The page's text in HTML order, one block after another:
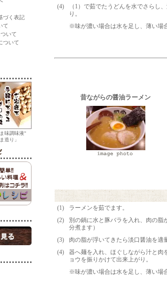
づく表記
て
いて
ついて
味調味液"
造り」
(4)
（1）で茹でたうどんを水でさらし
り。
※味が濃い場合は水を足し、薄い場
昔ながらの醤油ラーメン
(1)
ラーメンを茹でます。
(2)
別の鍋に水と豚バラを入れ、肉の脂
分煮ます）
(3)
肉の脂が浮いてきたら淡口醤油を適
(4)
器へ麺を入れ、ほぐしながら汁と肉
ョウを振りかけて出来上がり。
※味が濃い場合は水を足し、薄い場